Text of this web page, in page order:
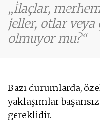
İlaçlar,
jeller, otlar veya
olmuyor mu?
Bazı durumlarda,
yaklaşımlar
gereklidir.